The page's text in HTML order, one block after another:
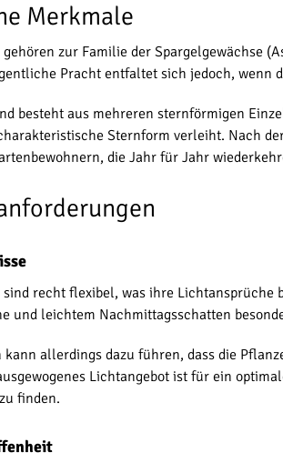
Merkmale
zur Familie der Spargelgewächse
Pracht entfaltet sich jedoch, wenn
besteht aus mehreren sternförmigen
Sternform verleiht. Nach
die Jahr für Jahr
recht flexibel, was ihre Lichtansprüche
und leichtem Nachmittagsschatten
kann allerdings dazu führen, dass die
Lichtangebot ist für ein
finden.